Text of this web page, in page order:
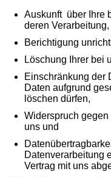
Auskunft über Ihre
deren Verarbeitung,
Berichtigung
Löschung Ihrer bei
Einschränkung der
Daten aufgrund
löschen dürfen,
Widerspruch
uns und
Datenverarbeitung
Vertrag mit uns